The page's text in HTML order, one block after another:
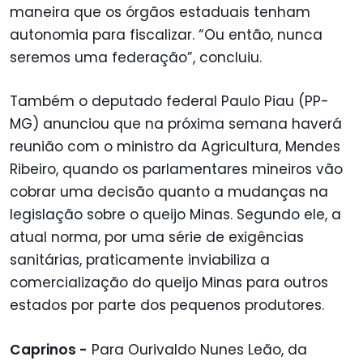
maneira que os órgãos estaduais tenham
autonomia para fiscalizar. “Ou então, nunca
seremos uma federação”, concluiu.
Também o deputado federal Paulo Piau (PP-
MG) anunciou que na próxima semana haverá
reunião com o ministro da Agricultura, Mendes
Ribeiro, quando os parlamentares mineiros vão
cobrar uma decisão quanto a mudanças na
legislação sobre o queijo Minas. Segundo ele, a
atual norma, por uma série de exigências
sanitárias, praticamente inviabiliza a
comercialização do queijo Minas para outros
estados por parte dos pequenos produtores.
Caprinos - Para Ourivaldo Nunes Leão, da